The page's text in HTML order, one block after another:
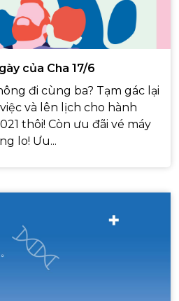
của Cha 17/6
đi cùng ba? Tạm gác lại
và lên lịch cho hành
thôi! Còn ưu đãi vé máy
lo! Ưu...